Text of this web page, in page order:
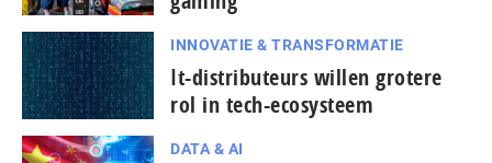
INNOVATIE & TRANSFORMATIE
It-dis­tri­bu­teurs willen grotere
rol in tech-ecosysteem
DATA & AI